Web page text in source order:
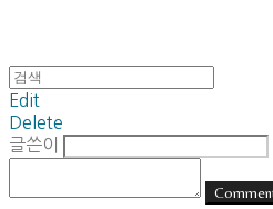
Edit
Delete
글쓴이